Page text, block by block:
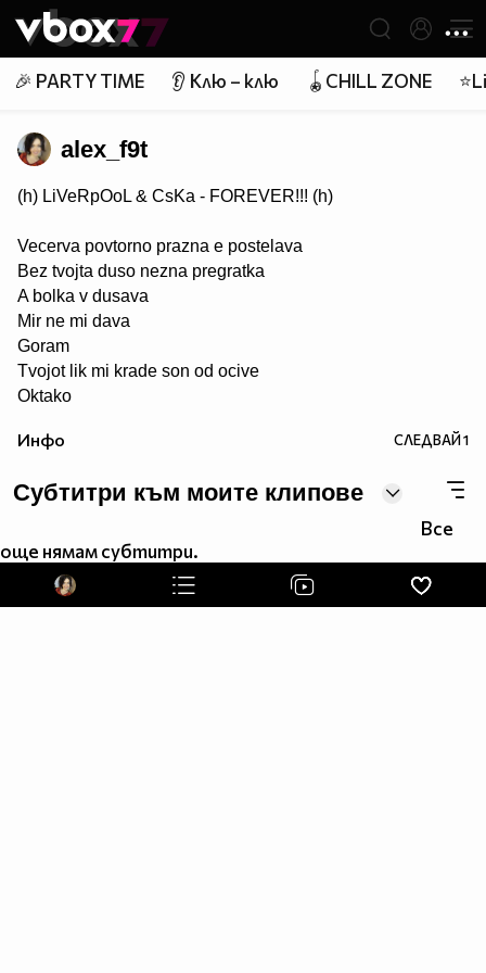
👾
🎉 PARTY TIME 👂 Клю – клю 🪀CHILL ZONE
alex_f9t
(h) LiVeRpOoL & CsKa - FOREVER!!! (h)
Vecerva povtorno prazna e postelava
Bez tvojta duso nezna pregratka
A bolka v dusava
Mir ne mi dava
Goram
Tvojot lik mi krade son od ocive
Oktako
завинаги в нашите сърца (h) ;(
(h) TE CAKAM, ангелче (h)
[TP]
Инфо СЛЕДВАЙ1
Субтитри към моите клипове
Все
още нямам субтитри.